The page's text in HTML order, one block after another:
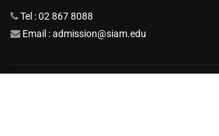
Tel : 02 867 8088
Email : admission@siam.edu